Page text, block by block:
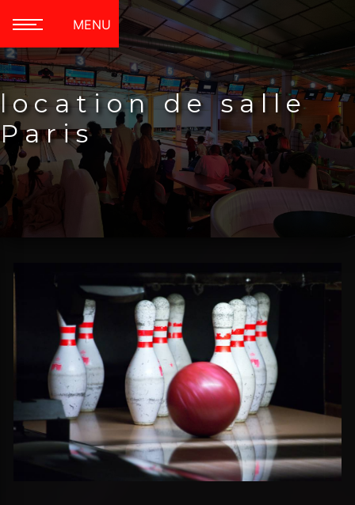
MENU
location de salle
Paris
Panneau de gestion des cookies